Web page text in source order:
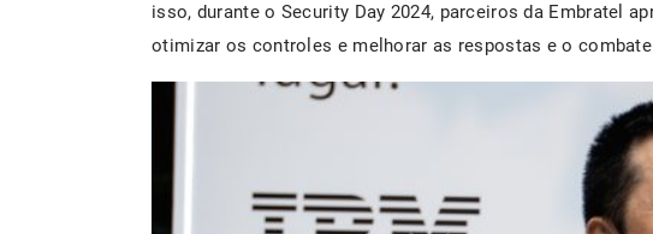
isso, durante o Security Day 2024, parceiros da Embratel
otimizar os controles e melhorar as respostas e o